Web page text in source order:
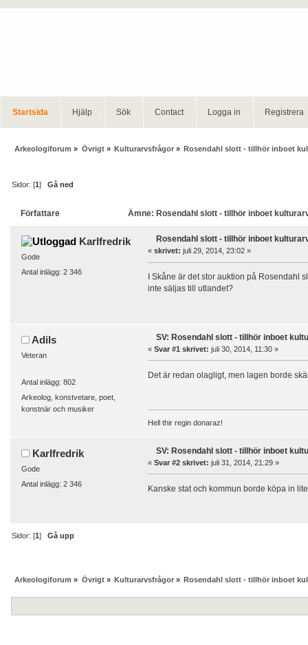
Startsida Hjälp Sök Contact Logga in Registrera
Arkeologiforum » Övrigt» Kulturarvsfrågor» Rosendahl slott - tillhör inboet
Sidor: [1]Gå ned
Författare Ämne: Rosendahl slott - tillhör inboet
Karlfredrik
Gode
Antal inlägg: 2 346
Rosendahl slott - tillhör inboet
« skrivet: juli 29, 2014, 23:02 »
I Skåne är det stor auktion på Rosendahl
inte säljas till utlandet?
Adils
Veteran
Antal inlägg: 802
Arkeolog, konstvetare, poet,
konstnär och musiker
SV: Rosendahl slott - tillhör inboet
« Svar #1 skrivet: juli 30, 2014, 11:30 »
Det är redan olagligt, men lagen borde
Hell thir regin donaraz!
Karlfredrik
Gode
Antal inlägg: 2 346
SV: Rosendahl slott - tillhör inboet
« Svar #2 skrivet: juli 31, 2014, 21:29 »
Kanske stat och kommun borde köpa in
Sidor: [1]Gå upp
Arkeologiforum » Övrigt» Kulturarvsfrågor» Rosendahl slott - tillhör inboet